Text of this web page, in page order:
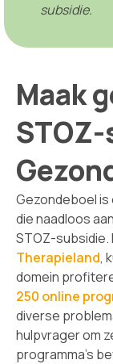
subsidie.
Maak
Gezondeboel
die naadloos
STOZ-
Therapieland,
domein
250 online
diverse
hulpvrager om
programma’s